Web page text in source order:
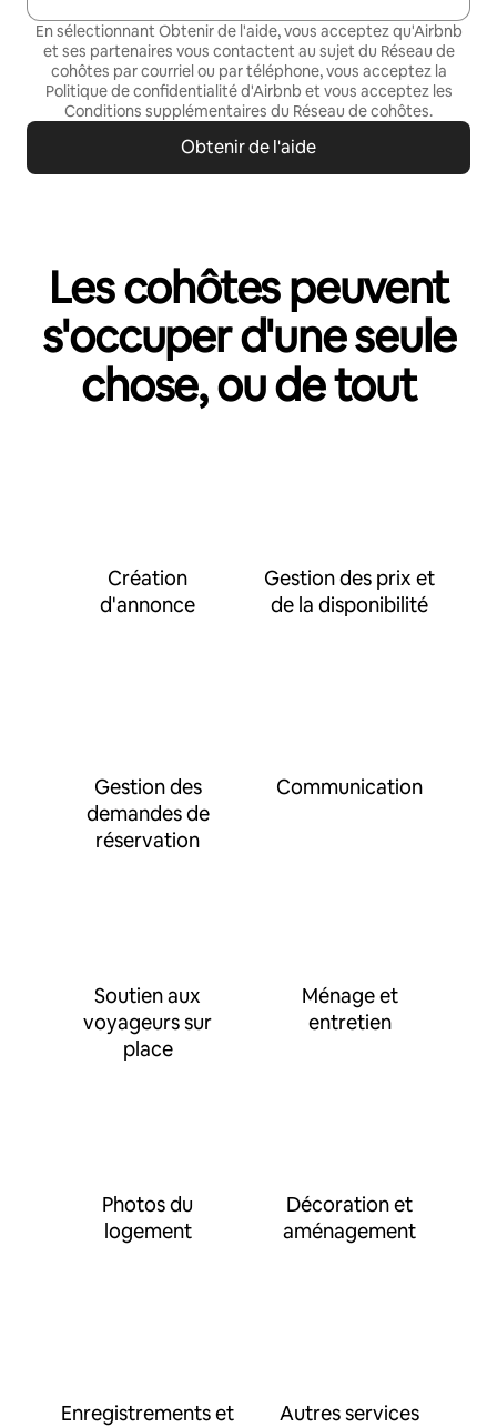
En sélectionnant Obtenir de l'aide, vous acceptez qu'Airbnb
et ses partenaires vous contactent au sujet du Réseau de
cohôtes par courriel ou par téléphone, vous acceptez la
Politique de confidentialitéd'Airbnb et vous acceptez les
Conditions supplémentaires du Réseau de cohôtes.
Obtenir de l'aide
Les cohôtes peuvent
s'occuper d'une seule
chose, ou de tout
Création
d'annonce
Gestion des prix et
de la disponibilité
Gestion des
demandes de
réservation
Communication
Soutien aux
voyageurs sur
place
Ménage et
entretien
Photos du
logement
Décoration et
aménagement
Enregistrements et Autres services